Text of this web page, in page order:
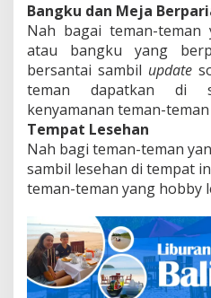
Bangku dan Meja
Nah bagai teman-
atau bangku yang
bersantai sambil update
teman dapatkan di
kenyamanan teman-teman
Tempat Lesehan
Nah bagi teman-teman
sambil lesehan di tempat
teman-teman yang hobby